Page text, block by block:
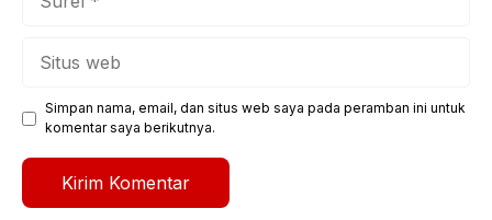
Simpan nama, email, dan situs web saya pada peramban ini untuk
komentar saya berikutnya.